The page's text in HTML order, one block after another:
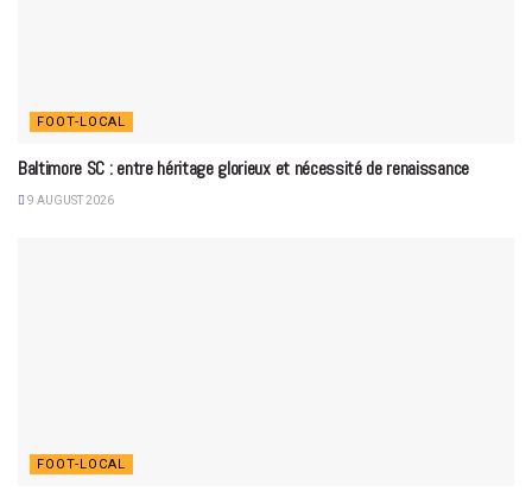
FOOT-LOCAL
Baltimore SC : entre héritage glorieux et nécessité de renaissance
9 AUGUST 2026
FOOT-LOCAL